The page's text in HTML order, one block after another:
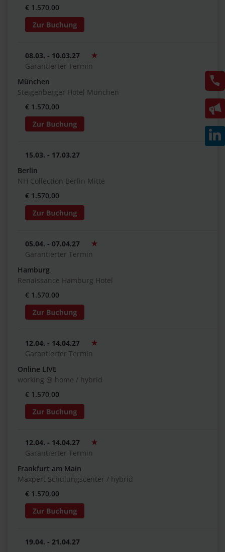
€ 1.570,00
08.03. - 10.03.27
Garantierter Termin
München
Steigenberger Hotel München
€ 1.570,00
15.03. - 17.03.27
Berlin
NH Collection Berlin Mitte
€ 1.570,00
05.04. - 07.04.27
Garantierter Termin
Hamburg
Renaissance Hamburg Hotel
€ 1.570,00
12.04. - 14.04.27
Garantierter Termin
Online LIVE
working @ home / hybrid
€ 1.570,00
12.04. - 14.04.27
Garantierter Termin
Frankfurt am Main
Maxpert Schulungscenter / hybrid
€ 1.570,00
19.04. - 21.04.27